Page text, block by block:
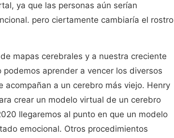
ya que las personas aún serían
pero ciertamente cambiaría el rostro
mapas cerebrales y a nuestra creciente
aprender a vencer los diversos
acompañan a un cerebro más viejo. Henry
crear un modelo virtual de un cerebro
llegaremos al punto en que un modelo
emocional. Otros procedimientos